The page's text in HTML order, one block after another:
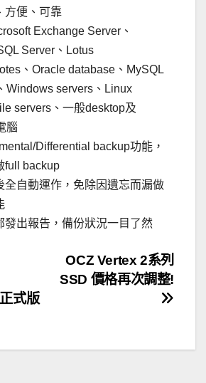
方便、可靠
Exchange Server、
Server、Lotus
、Oracle database、MySQL
Windows servers、Linux
servers、一般desktop及
腦
Differential backup功能，
full backup
全自動運作，免除因遺忘而漏做
發出報告，備份狀況一目了然
OCZ Vertex 2系列
SSD 價格再次調整!
式版